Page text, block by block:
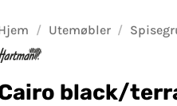
/ Utemøbler /
black/